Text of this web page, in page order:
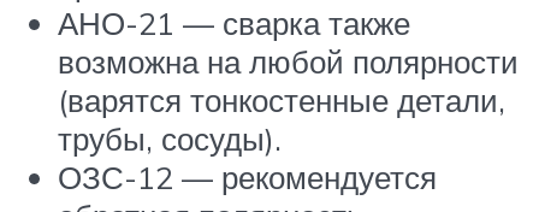
АНО-21 — сварка также
возможна на любой полярности
(варятся тонкостенные детали,
трубы, сосуды).
ОЗС-12 — рекомендуется